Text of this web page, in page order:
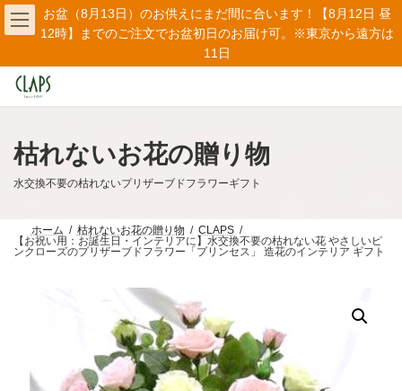
コ
ン
テ
ツ
ス
ナ
ビ
ゲ
シ
ン
お盆（8月13日）のお供えにまだ間に合います！【8月12日 昼
12時】までのご注文でお盆初日のお届け可。※東京から遠方は
11日
枯れないお花の贈り物
水交換不要の枯れないプリザーブドフラワーギフト
ホーム 枯れないお花の贈り物
CLAPS
【お祝い用：お誕生日・インテリアに】水交換不要の枯れない花 やさしいピ
ンクローズのプリザーブドフラワー「プリンセス」 造花のインテリア ギフト